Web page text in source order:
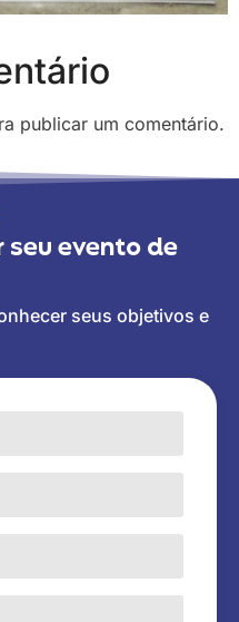
publicar um comentário.
evento de
seus objetivos e